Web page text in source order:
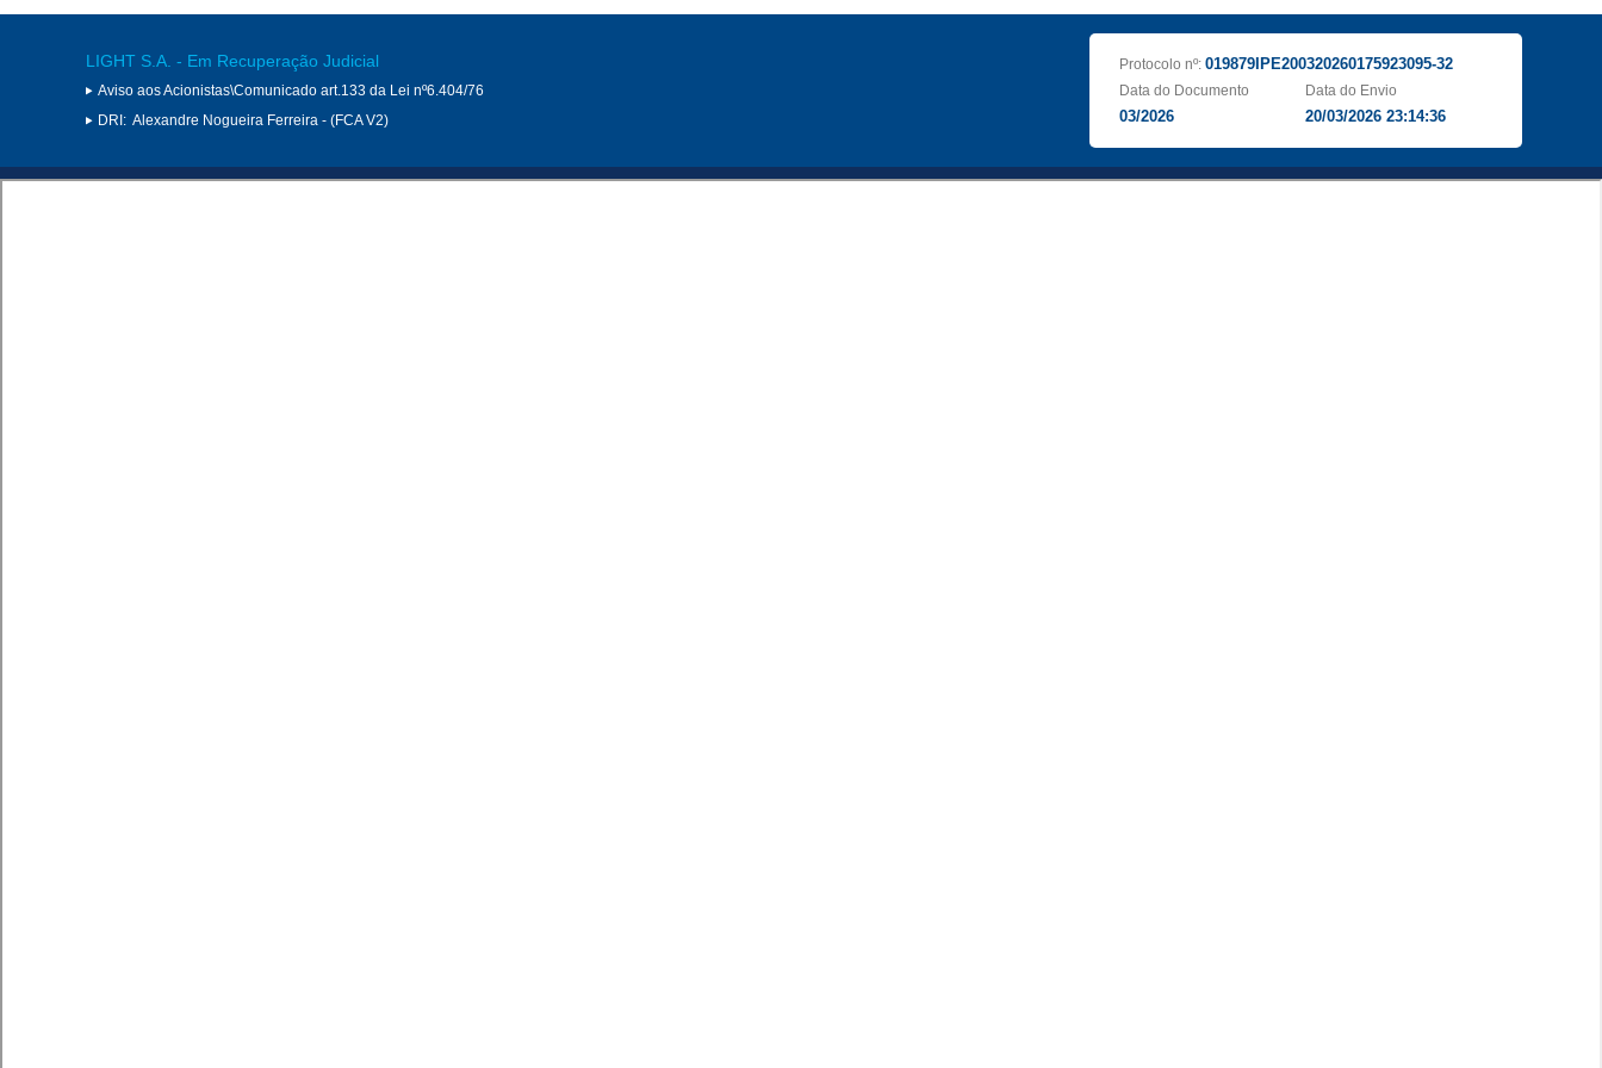
LIGHT S.A. - Em Recuperação Judicial
Aviso aos Acionistas\Comunicado art.133 da Lei nº6.404/76
DRI: Alexandre Nogueira Ferreira - (FCA V2)
Protocolo nº: 019879IPE200320260175923095-32
Data do Documento
03/2026
Data do Envio
20/03/2026 23:14:36